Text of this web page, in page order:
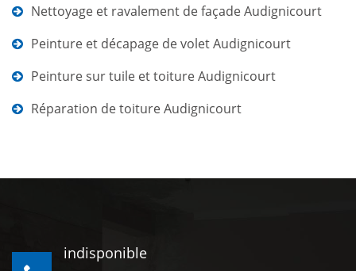
Nettoyage et ravalement de façade Audignicourt
Peinture et décapage de volet Audignicourt
Peinture sur tuile et toiture Audignicourt
Réparation de toiture Audignicourt
indisponible